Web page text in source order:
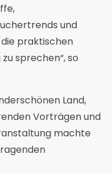
und
praktischen
sprechen“, so
Land,
Vorträgen und
machte